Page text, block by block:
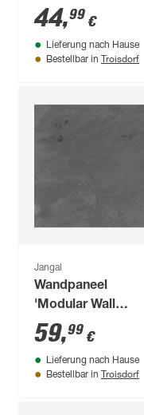
44,99 €
Lieferung nach Hause
Bestellbar in Troisdorf
Jangal
Wandpaneel
'Modular Wall
11302A Black Slate
Stone' grau 52 x 52
cm
59,99 €
Lieferung nach Hause
Bestellbar in Troisdorf